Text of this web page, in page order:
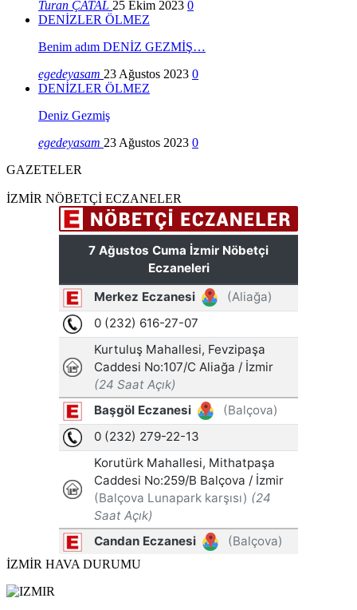
Turan ÇATAL 25 Ekim 2023 0
DENİZLER ÖLMEZ
Benim adım DENİZ GEZMİŞ…
egedeyasam 23 Ağustos 2023 0
DENİZLER ÖLMEZ
Deniz Gezmiş
egedeyasam 23 Ağustos 2023 0
GAZETELER
İZMİR NÖBETÇİ ECZANELER
İZMİR HAVA DURUMU